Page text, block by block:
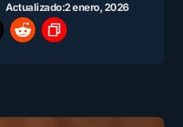
Actualizado:2 enero, 2026